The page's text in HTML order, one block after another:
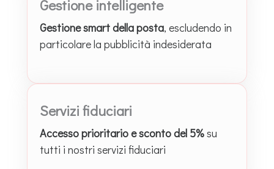
Gestione intelligente
Gestione smart della posta, escludendo in
particolare la pubblicità indesiderata
Servizi fiduciari
Accesso prioritario e sconto del 5%su
tutti i nostri servizi fiduciari